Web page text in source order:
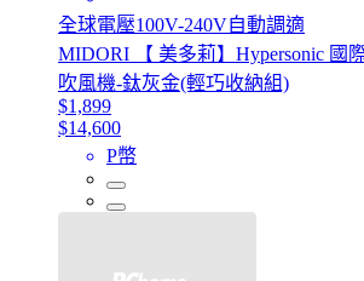
全球電壓100V-240V自動調適
MIDORI 【 美多莉】Hypersonic 國
吹風機-鈦灰金(輕巧收納組)
$1,899
$14,600
P幣